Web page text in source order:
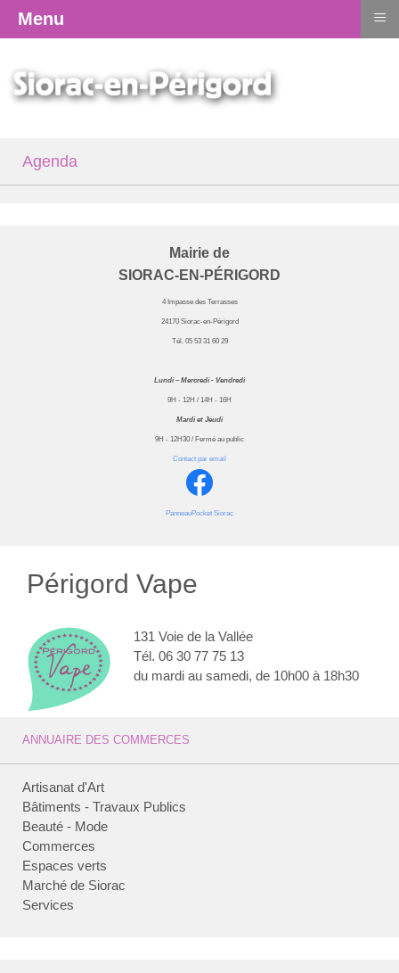
Agenda
Mairie de
SIORAC-EN-PÉRIGORD
4 Impasse des Terrasses
24170 Siorac-en-Périgord
Tél. 05 53 31 60 29
Lundi – Mercredi - Vendredi
9H - 12H / 14H - 16H
Mardi et Jeudi
9H - 12H30 / Fermé au public
Contact par email
PanneauPocket Siorac
Périgord Vape
131 Voie de la Vallée
Tél. 06 30 77 75 13
du mardi au samedi, de 10h00 à 18h30
ANNUAIRE DES COMMERCES
Artisanat d'Art
Bâtiments - Travaux Publics
Beauté - Mode
Commerces
Espaces verts
Marché de Siorac
Services
Menu ≡